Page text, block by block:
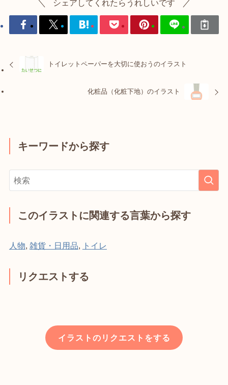
シェアしてくれたらうれしいです
トイレットペーパーを大切に使おうのイラスト
化粧品（化粧下地）のイラスト
キーワードから探す
このイラストに関連する言葉から探す
人物 雑貨・日用品 トイレ
リクエストする
イラストのリクエストをする